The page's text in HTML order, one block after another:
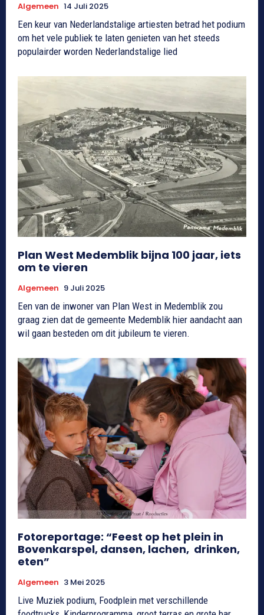
Algemeen 14 Juli 2025
Een keur van Nederlandstalige artiesten betrad het podium
om het vele publiek te laten genieten van het steeds
populairder worden Nederlandstalige lied
Plan West Medemblik bijna 100 jaar, iets
om te vieren
Algemeen 9 Juli 2025
Een van de inwoner van Plan West in Medemblik zou
graag zien dat de gemeente Medemblik hier aandacht aan
wil gaan besteden om dit jubileum te vieren.
Fotoreportage: “Feest op het plein in
Bovenkarspel, dansen, lachen, drinken,
eten”
Algemeen 3 Mei 2025
Live Muziek podium, Foodplein met verschillende